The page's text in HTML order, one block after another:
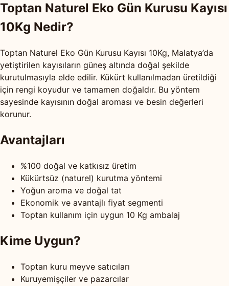
Toptan Naturel Eko Gün Kurusu Kayısı
10Kg Nedir?
Toptan Naturel Eko Gün Kurusu Kayısı 10Kg, Malatya’da
yetiştirilen kayısıların güneş altında doğal şekilde
kurutulmasıyla elde edilir. Kükürt kullanılmadan üretildiği
için rengi koyudur ve tamamen doğaldır. Bu yöntem
sayesinde kayısının doğal aroması ve besin değerleri
korunur.
Avantajları
%100 doğal ve katkısız üretim
Kükürtsüz (naturel) kurutma yöntemi
Yoğun aroma ve doğal tat
Ekonomik ve avantajlı fiyat segmenti
Toptan kullanım için uygun 10 Kg ambalaj
Kime Uygun?
Toptan kuru meyve satıcıları
Kuruyemişçiler ve pazarcılar